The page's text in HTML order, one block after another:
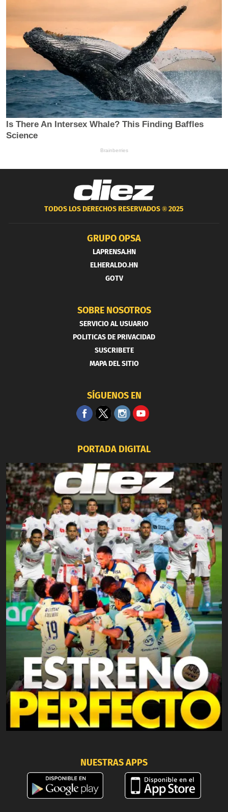
TODOS LOS DERECHOS RESERVADOS ®2025
GRUPO OPSA
LAPRENSA.HN
ELHERALDO.HN
GOTV
SOBRE NOSOTROS
SERVICIO AL USUARIO
POLITICAS DE PRIVACIDAD
SUSCRIBETE
MAPA DEL SITIO
SÍGUENOS EN
PORTADA DIGITAL
NUESTRAS APPS